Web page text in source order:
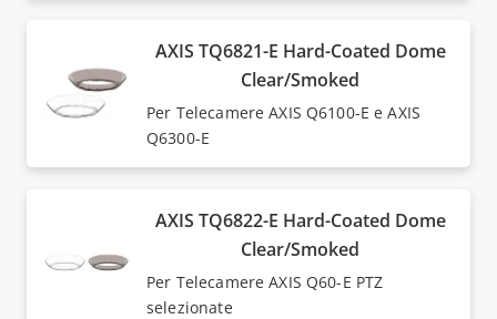
AXIS TQ6821-E Hard-Coated Dome
Clear/Smoked
Per Telecamere AXIS Q6100-E e AXIS
Q6300-E
AXIS TQ6822-E Hard-Coated Dome
Clear/Smoked
Per Telecamere AXIS Q60-E PTZ
selezionate